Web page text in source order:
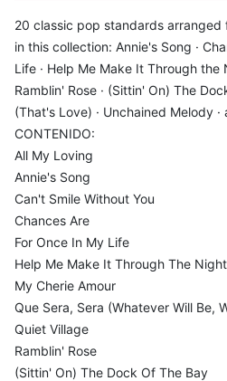
20 classic pop standards
in this collection: Annie's Song ·
Life · Help Me Make It Through the
Ramblin' Rose · (Sittin' On) The
(That's Love) · Unchained Melody ·
CONTENIDO:
All My Loving
Annie's Song
Can't Smile Without You
Chances Are
For Once In My Life
Help Me Make It Through The Night
My Cherie Amour
Que Sera, Sera (Whatever Will Be,
Quiet Village
Ramblin' Rose
(Sittin' On) The Dock Of The Bay